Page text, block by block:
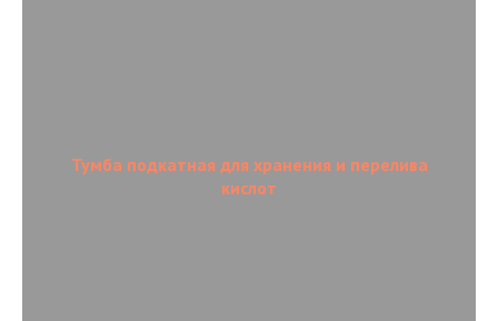
Тумба подкатная для хранения и перелива
кислот